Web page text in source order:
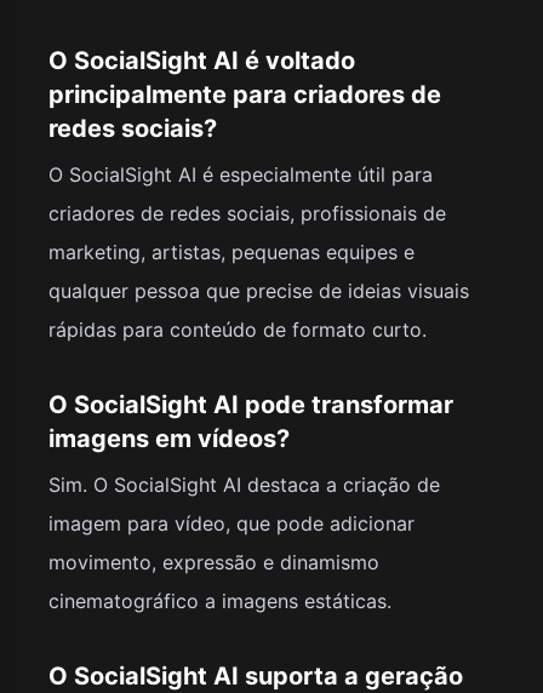
O SocialSight AI é voltado
principalmente para criadores de
redes sociais?
O SocialSight AI é especialmente útil para
criadores de redes sociais, profissionais de
marketing, artistas, pequenas equipes e
qualquer pessoa que precise de ideias visuais
rápidas para conteúdo de formato curto.
O SocialSight AI pode transformar
imagens em vídeos?
Sim. O SocialSight AI destaca a criação de
imagem para vídeo, que pode adicionar
movimento, expressão e dinamismo
cinematográfico a imagens estáticas.
O SocialSight AI suporta a geração